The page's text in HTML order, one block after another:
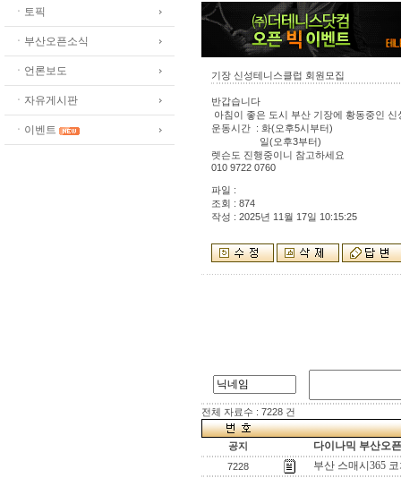
ㆍ토픽
ㆍ부산오픈소식
ㆍ언론보도
ㆍ자유게시판
ㆍ이벤트
기장 신성테니스클럽 회원모집
반갑습니다
아침이 좋은 도시 부산 기장에 황동중인
운동시간 : 화(오후5시부터)
일(오후3부터)
렛슨도 진행중이니 참고하세요
010 9722 0760
파일 :
조회 : 874
작성 : 2025년 11월 17일 10:15:25
전체 자료수 : 7228 건
공지 다이나믹 부산오
7228 부산 스매시365